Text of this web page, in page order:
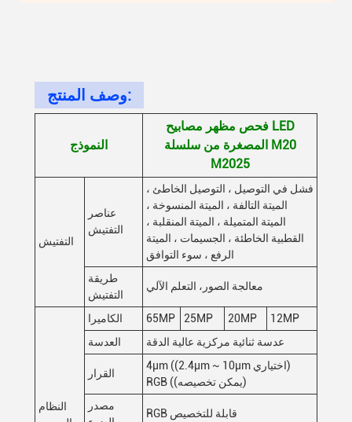
وصف المنتج:
النموذج
فحص مظهر مصابيح LED
المصغرة من سلسلة M20
M2025
التفتيش
عناصر
التفتيش
فشل في التوصيل ، التوصيل الخاطئ ،
الميتة التالفة ، الميتة المنسوخة ،
الميتة المتميلة ، الميتة المنقلبة ،
القطبية الخاطئة ، الجسيمات ، الميتة
الرفع ، سوء التوافق
طريقة
التفتيش
معالجة الصور، التعلم الآلي
النظام
الكاميرا 65MP 25MP 20MP
12MP
العدسة
عدسة ثنائية مركزية عالية الدقة
القرار
4μm ((2.4μm ~ 10μm اختياري)
RGB ((يمكن تخصيصه)
مصدر
RGB قابلة للتخصيص